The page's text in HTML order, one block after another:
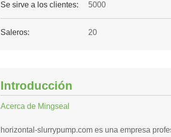
Se sirve a los clientes: 5000
Saleros: 20
Introducción
Acerca de Mingseal
horizontal-slurrypump.com es una empresa